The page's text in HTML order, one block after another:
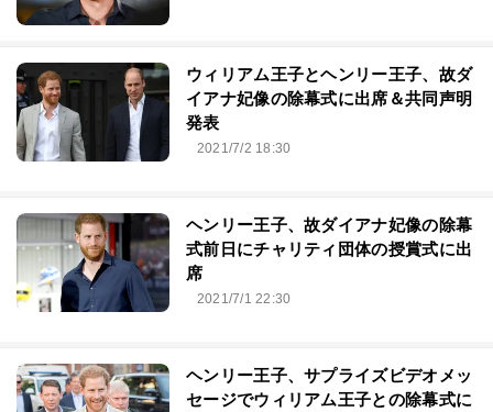
ウィリアム王子とヘンリー王子、故ダ
イアナ妃像の除幕式に出席＆共同声明
発表
2021/7/2 18:30
ヘンリー王子、故ダイアナ妃像の除幕
式前日にチャリティ団体の授賞式に出
席
2021/7/1 22:30
ヘンリー王子、サプライズビデオメッ
セージでウィリアム王子との除幕式に